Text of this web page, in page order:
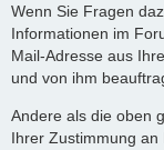
Wenn Sie Fragen
Informationen im
Mail-Adresse aus
und von ihm
Andere als die oben
Ihrer Zustimmung